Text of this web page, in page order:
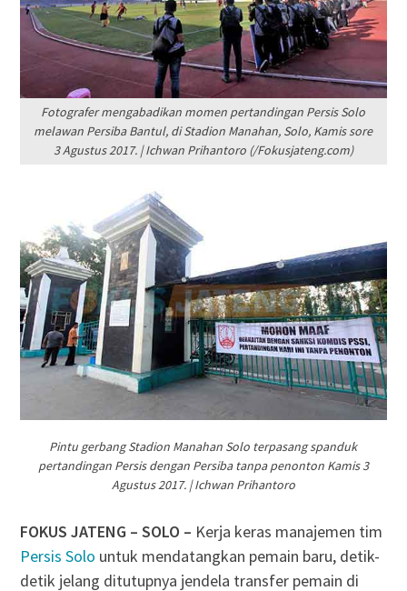
Fotografer mengabadikan momen pertandingan Persis Solo
melawan Persiba Bantul, di Stadion Manahan, Solo, Kamis sore
3 Agustus 2017. | Ichwan Prihantoro (/Fokusjateng.com)
Pintu gerbang Stadion Manahan Solo terpasang spanduk
pertandingan Persis dengan Persiba tanpa penonton Kamis 3
Agustus 2017. | Ichwan Prihantoro
FOKUS JATENG – SOLO – Kerja keras manajemen tim
Persis Solo untuk mendatangkan pemain baru, detik-
detik jelang ditutupnya jendela transfer pemain di